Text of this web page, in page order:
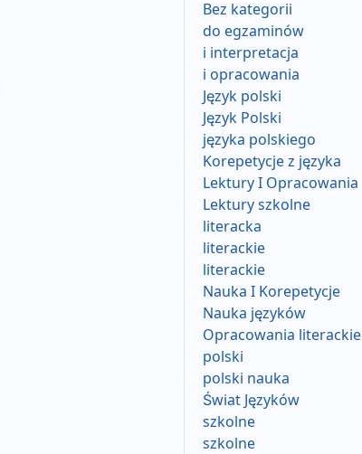
Bez kategorii
do egzaminów
i interpretacja
i opracowania
Język polski
Język Polski
języka polskiego
Korepetycje z języka
Lektury I Opracowania
Lektury szkolne
literacka
literackie
literackie
Nauka I Korepetycje
Nauka języków
Opracowania literackie
polski
polski nauka
Świat Języków
szkolne
szkolne